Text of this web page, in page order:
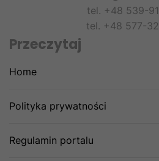
tel. +48 539-
tel. +48 577-
Przeczytaj
Home
Polityka prywatności
Regulamin portalu